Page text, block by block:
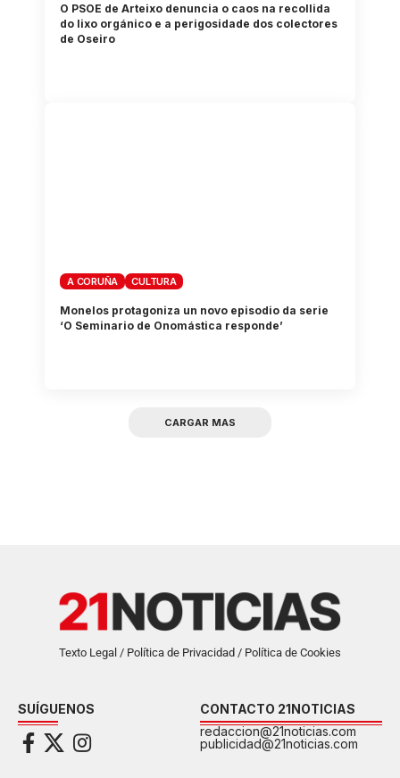
O PSOE de Arteixo denuncia o caos na recollida
do lixo orgánico e a perigosidade dos colectores
de Oseiro
A CORUÑA CULTURA
Monelos protagoniza un novo episodio da serie
‘O Seminario de Onomástica responde’
CARGAR MAS
Texto Legal / Política de Privacidad / Política de Cookies
SUÍGUENOS
CONTACTO 21NOTICIAS
redaccion@21noticias.com
publicidad@21noticias.com